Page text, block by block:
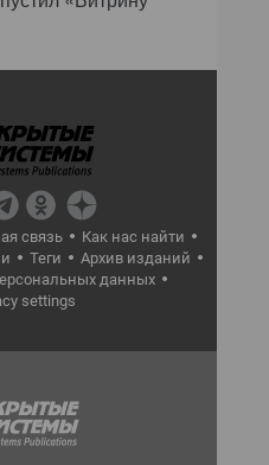
связь
Как нас найти
Теги
Архив изданий
данных
settings